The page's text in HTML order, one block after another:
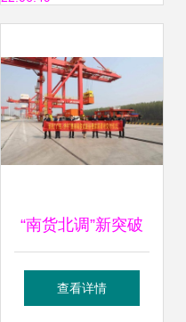
“南货北调”新突破
首批广东瓷砖建材
查看详情